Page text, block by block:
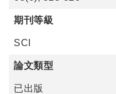
期刊等級
SCI
論文類型
已出版